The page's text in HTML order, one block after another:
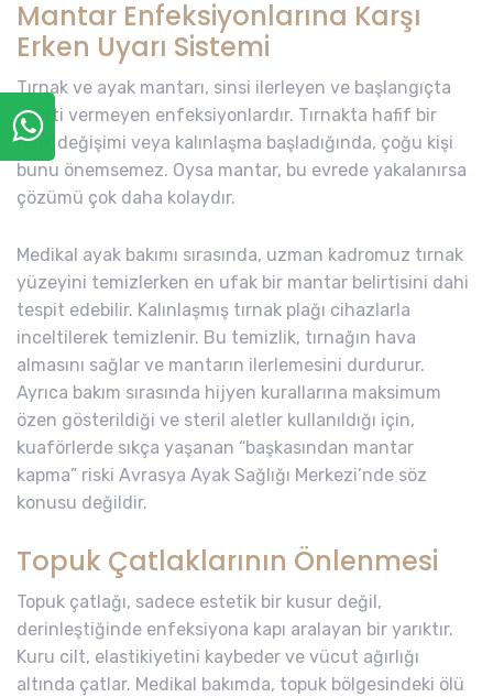
Mantar Enfeksiyonlarına Karşı
Erken Uyarı Sistemi
Tırnak ve ayak mantarı, sinsi ilerleyen ve başlangıçta
belirti vermeyen enfeksiyonlardır. Tırnakta hafif bir
renk değişimi veya kalınlaşma başladığında, çoğu kişi
bunu önemsemez. Oysa mantar, bu evrede yakalanırsa
çözümü çok daha kolaydır.
Medikal ayak bakımı sırasında, uzman kadromuz tırnak
yüzeyini temizlerken en ufak bir mantar belirtisini dahi
tespit edebilir. Kalınlaşmış tırnak plağı cihazlarla
inceltilerek temizlenir. Bu temizlik, tırnağın hava
almasını sağlar ve mantarın ilerlemesini durdurur.
Ayrıca bakım sırasında hijyen kurallarına maksimum
özen gösterildiği ve steril aletler kullanıldığı için,
kuaförlerde sıkça yaşanan “başkasından mantar
kapma” riski Avrasya Ayak Sağlığı Merkezi’nde söz
konusu değildir.
Topuk Çatlaklarının Önlenmesi
Topuk çatlağı, sadece estetik bir kusur değil,
derinleştiğinde enfeksiyona kapı aralayan bir yarıktır.
Kuru cilt, elastikiyetini kaybeder ve vücut ağırlığı
altında çatlar. Medikal bakımda, topuk bölgesindeki ölü